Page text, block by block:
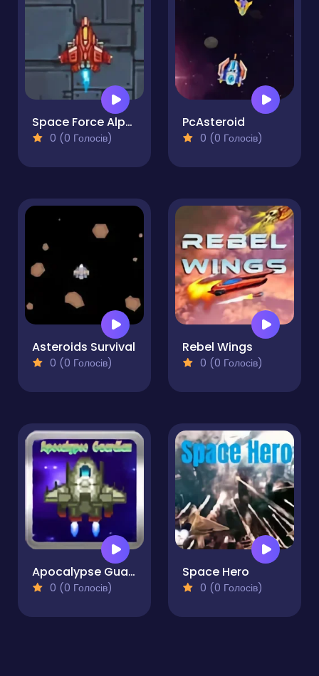
Space Force Alpha
0 (0 Голосів)
PcAsteroid
0 (0 Голосів)
Asteroids Survival
0 (0 Голосів)
Rebel Wings
0 (0 Голосів)
Apocalypse Guardian
0 (0 Голосів)
Space Hero
0 (0 Голосів)